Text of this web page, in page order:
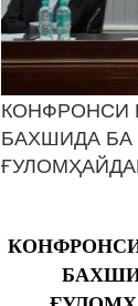
КОНФРОНСИ
БАХШИДА БА